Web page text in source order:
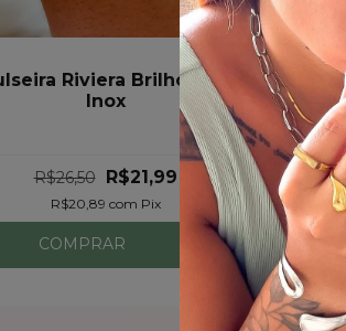
Riviera Brilho Aço
Inox
R$26,50 R$21,99
R$20,89 com Pix
COMPRAR